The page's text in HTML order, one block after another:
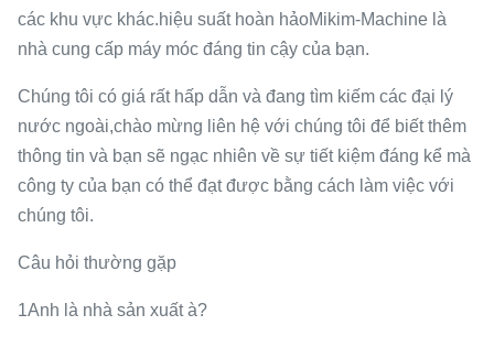
các khu vực khác.hiệu suất hoàn hảoMikim-Machine là
nhà cung cấp máy móc đáng tin cậy của bạn.
Chúng tôi có giá rất hấp dẫn và đang tìm kiếm các đại lý
nước ngoài,chào mừng liên hệ với chúng tôi để biết thêm
thông tin và bạn sẽ ngạc nhiên về sự tiết kiệm đáng kể mà
công ty của bạn có thể đạt được bằng cách làm việc với
chúng tôi.
Câu hỏi thường gặp
1Anh là nhà sản xuất à?